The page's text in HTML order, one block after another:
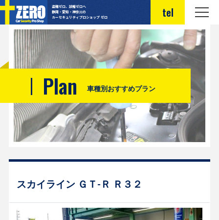
盗難ゼロ、誤報ゼロへ
静岡・愛知・神奈川の
カーセキュリティプロショップ ゼロ
tel
Plan 車種別おすすめプラン
スカイライン ＧＴ-Ｒ Ｒ３２